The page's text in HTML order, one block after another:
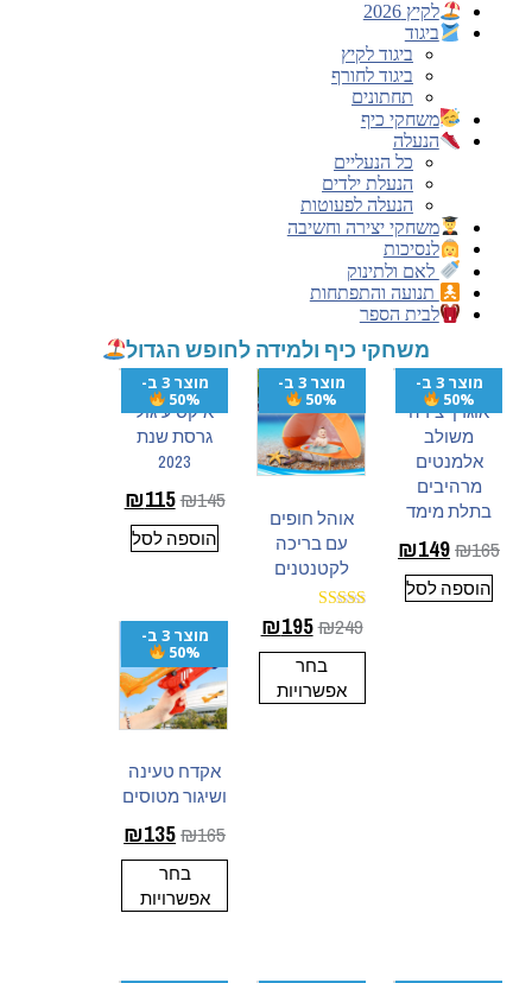
לקיץ 2026
ביגוד
ביגוד לקיץ
ביגוד לחורף
תחתונים
משחקי כיף
הנעלה
כל הנעליים
הנעלת ילדים
הנעלה לפעוטות
משחקי יצירה וחשיבה
לנסיכות
לאם ולתינוק
תנועה והתפתחות
לבית הספר
משחקי כיף ולמידה לחופש הגדול
מוצר 3 ב-
50%
אוגדן יצירה
משולב
אלמנטים
מרהיבים
בתלת מימד
₪165
₪149
הוספה לסל
מוצר 3 ב-
50%
אוהל חופים
עם בריכה
לקטנטנים
דורג
5.00
מתוך 5
₪249
₪195
בחר
אפשרויות
מוצר 3 ב-
50%
איקס עיגול
גרסת שנת
2023
₪145
₪115
הוספה לסל
מוצר 3 ב-
50%
אקדח טעינה
ושיגור מטוסים
₪165
₪135
בחר
אפשרויות